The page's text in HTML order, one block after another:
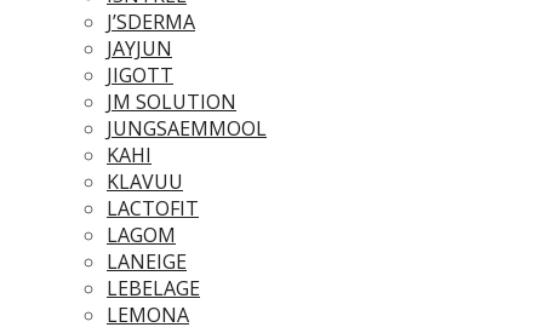
J’SDERMA
JAYJUN
JIGOTT
JM SOLUTION
JUNGSAEMMOOL
KAHI
KLAVUU
LACTOFIT
LAGOM
LANEIGE
LEBELAGE
LEMONA